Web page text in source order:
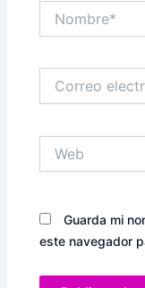
electrónico*
Guarda mi
este navegador